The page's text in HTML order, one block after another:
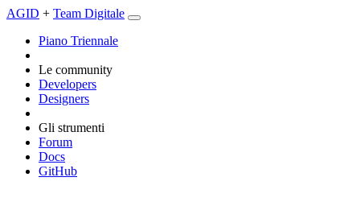
AGID + Team Digitale
Piano Triennale
Le community
Developers
Designers
Gli strumenti
Forum
Docs
GitHub